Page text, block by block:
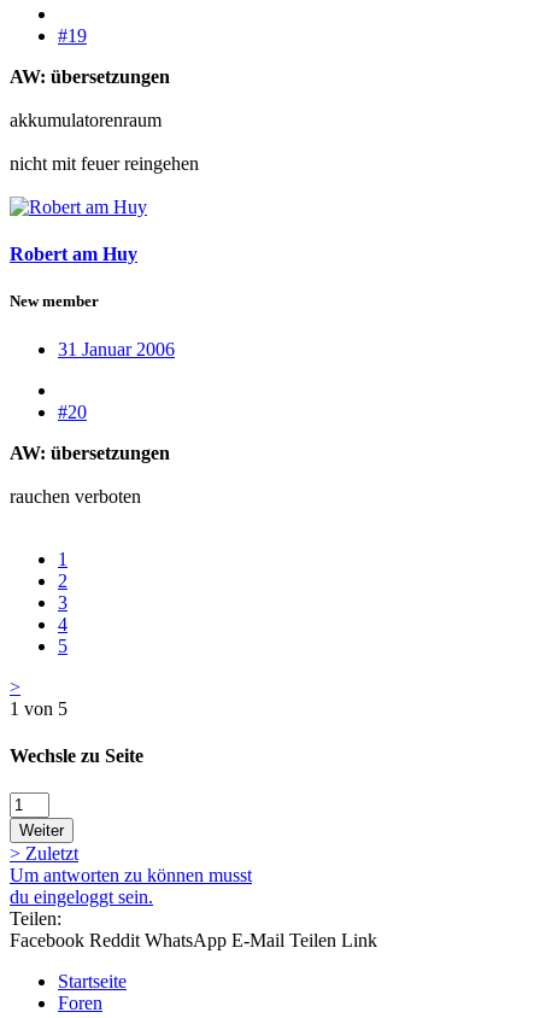
#19
AW: übersetzungen
akkumulatorenraum
nicht mit feuer reingehen
Robert am Huy
New member
31 Januar 2006
#20
AW: übersetzungen
rauchen verboten
1
2
3
4
5
>
1 von 5
Wechsle zu Seite
Weiter
> Zuletzt
Um antworten zu können musst
du eingeloggt sein.
Teilen:
Facebook Reddit WhatsApp E-Mail Teilen Link
Startseite
Foren